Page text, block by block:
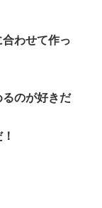
わせて作っ
のが好きだ